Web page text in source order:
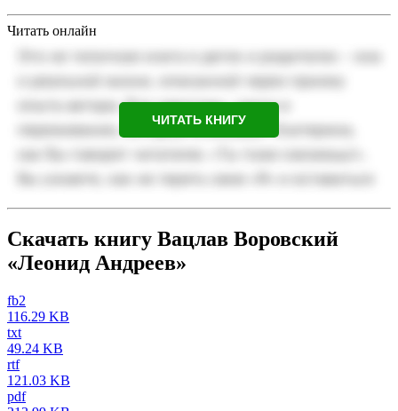
Читать онлайн
ЧИТАТЬ КНИГУ
Скачать книгу Вацлав Воровский
«Леонид Андреев»
fb2
116.29 KB
txt
49.24 KB
rtf
121.03 KB
pdf